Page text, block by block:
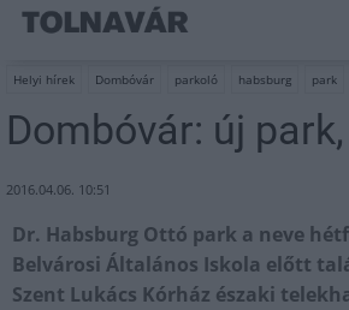
Helyi hírek Dombóvár parkoló habsburg park
Dombóvár: új
2016.04.06. 10:51
Dr. Habsburg Ottó park a neve
Belvárosi Általános Iskola előtt
Szent Lukács Kórház északi